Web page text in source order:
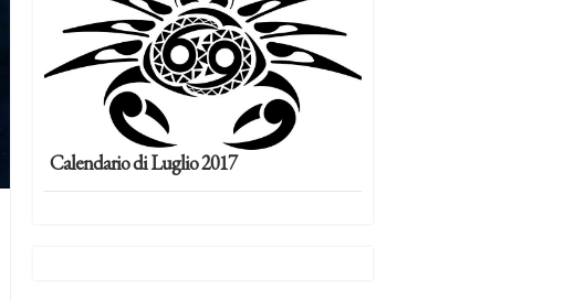
Calendario di Luglio 2017